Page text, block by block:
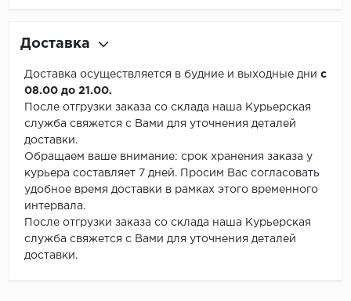
Доставка
Доставка осуществляется в будние и выходные дни с
08.00 до 21.00.
После отгрузки заказа со склада наша Курьерская
служба свяжется с Вами для уточнения деталей
доставки.
Обращаем ваше внимание: срок хранения заказа у
курьера составляет 7 дней. Просим Вас согласовать
удобное время доставки в рамках этого временного
интервала.
После отгрузки заказа со склада наша Курьерская
служба свяжется с Вами для уточнения деталей
доставки.